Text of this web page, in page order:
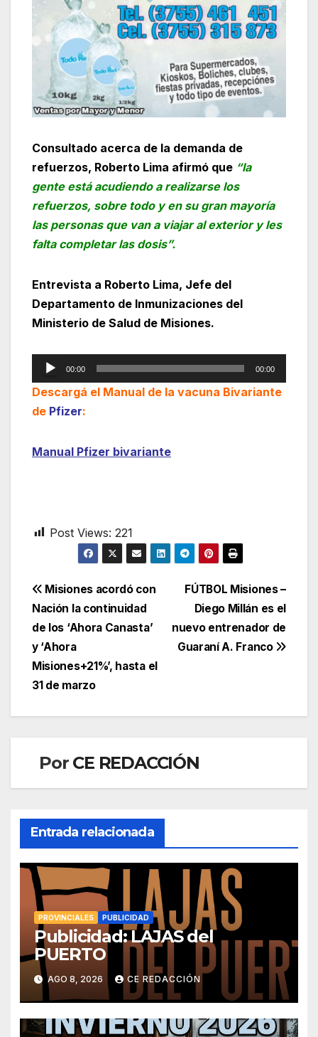
Consultado acerca de la demanda de
refuerzos, Roberto Lima afirmó que “la
gente está acudiendo a realizarse los
refuerzos, sobre todo y en su gran mayoría
las personas que van a viajar al exterior y les
falta completar las dosis”.
Entrevista a Roberto Lima, Jefe del
Departamento de Inmunizaciones del
Ministerio de Salud de Misiones.
Reproductor
de
audio
00:00 00:00
Descargá el Manual de la vacuna Bivariante
de Pfizer:
Manual Pfizer bivariante
Post Views: 221
Navegación
de
entradas
FÚTBOL Misiones –
Diego Millán es el
nuevo entrenador de
Guaraní A. Franco
Misiones acordó con
Nación la continuidad
de los ‘Ahora Canasta’
y ‘Ahora
Misiones+21%’, hasta el
31 de marzo
Por CE REDACCIÓN
Entrada relacionada
PROVINCIALES PUBLICIDAD
Publicidad: LAJAS del
PUERTO
AGO 8, 2026 CE REDACCIÓN